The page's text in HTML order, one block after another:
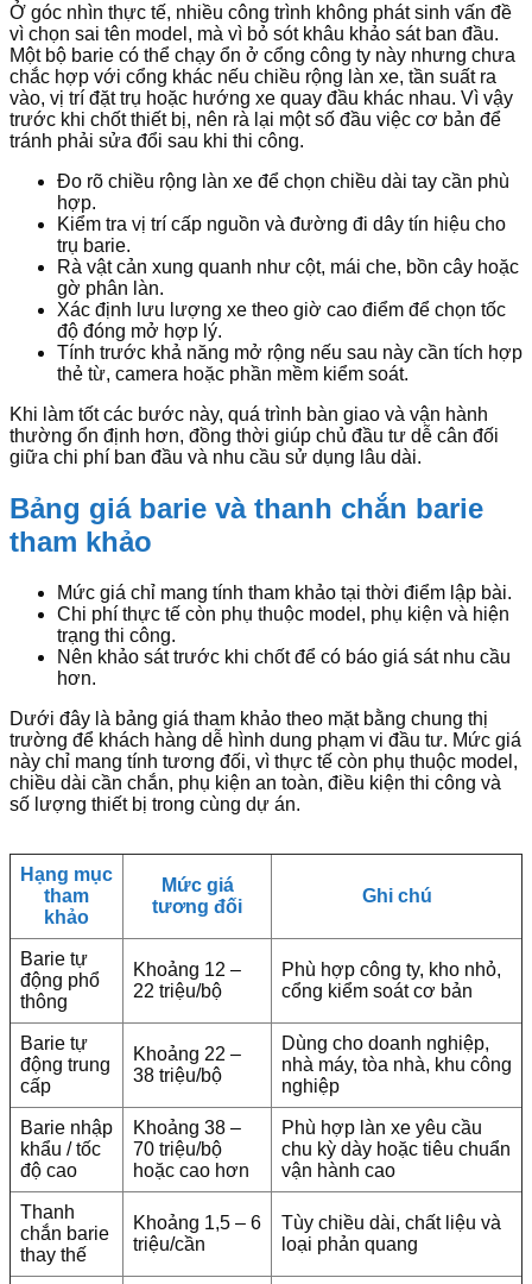
Ở góc nhìn thực tế, nhiều công trình không phát sinh vấn đề
vì chọn sai tên model, mà vì bỏ sót khâu khảo sát ban đầu.
Một bộ barie có thể chạy ổn ở cổng công ty này nhưng chưa
chắc hợp với cổng khác nếu chiều rộng làn xe, tần suất ra
vào, vị trí đặt trụ hoặc hướng xe quay đầu khác nhau. Vì vậy
trước khi chốt thiết bị, nên rà lại một số đầu việc cơ bản để
tránh phải sửa đổi sau khi thi công.
Đo rõ chiều rộng làn xe để chọn chiều dài tay cần phù
hợp.
Kiểm tra vị trí cấp nguồn và đường đi dây tín hiệu cho
trụ barie.
Rà vật cản xung quanh như cột, mái che, bồn cây hoặc
gờ phân làn.
Xác định lưu lượng xe theo giờ cao điểm để chọn tốc
độ đóng mở hợp lý.
Tính trước khả năng mở rộng nếu sau này cần tích hợp
thẻ từ, camera hoặc phần mềm kiểm soát.
Khi làm tốt các bước này, quá trình bàn giao và vận hành
thường ổn định hơn, đồng thời giúp chủ đầu tư dễ cân đối
giữa chi phí ban đầu và nhu cầu sử dụng lâu dài.
Bảng giá barie và thanh chắn barie
tham khảo
Mức giá chỉ mang tính tham khảo tại thời điểm lập bài.
Chi phí thực tế còn phụ thuộc model, phụ kiện và hiện
trạng thi công.
Nên khảo sát trước khi chốt để có báo giá sát nhu cầu
hơn.
Dưới đây là bảng giá tham khảo theo mặt bằng chung thị
trường để khách hàng dễ hình dung phạm vi đầu tư. Mức giá
này chỉ mang tính tương đối, vì thực tế còn phụ thuộc model,
chiều dài cần chắn, phụ kiện an toàn, điều kiện thi công và
số lượng thiết bị trong cùng dự án.
Hạng mục
tham
khảo
Mức giá
tương đối
Ghi chú
Barie tự
động phổ
thông
Khoảng 12 –
22 triệu/bộ
Phù hợp công ty, kho nhỏ,
cổng kiểm soát cơ bản
Barie tự
động trung
cấp
Khoảng 22 –
38 triệu/bộ
Dùng cho doanh nghiệp,
nhà máy, tòa nhà, khu công
nghiệp
Barie nhập
khẩu / tốc
độ cao
Khoảng 38 –
70 triệu/bộ
hoặc cao hơn
Phù hợp làn xe yêu cầu
chu kỳ dày hoặc tiêu chuẩn
vận hành cao
Thanh
chắn barie
thay thế
Khoảng 1,5 – 6
triệu/cần
Tùy chiều dài, chất liệu và
loại phản quang